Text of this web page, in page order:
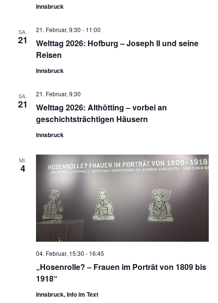
Innsbruck
SA.
21
Welttag 2026: Hofburg – Joseph II und seine
Reisen
21. Februar, 9:30 - 11:00
Innsbruck
SA.
21
Welttag 2026: Althötting – vorbei an
geschichtsträchtigen Häusern
21. Februar, 9:30
Innsbruck
MI.
4
„Hosenrolle? – Frauen im Porträt von 1809 bis
1918“
04. Februar, 15:30 - 16:45
Innsbruck, Info im Text